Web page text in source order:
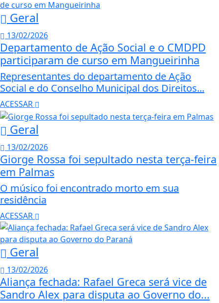
Geral
13/02/2026
Departamento de Ação Social e o CMDPD
participaram de curso em Mangueirinha
Representantes do departamento de Ação
Social e do Conselho Municipal dos Direitos...
ACESSAR
Geral
13/02/2026
Giorge Rossa foi sepultado nesta terça-feira
em Palmas
O músico foi encontrado morto em sua
residência
ACESSAR
Geral
13/02/2026
Aliança fechada: Rafael Greca será vice de
Sandro Alex para disputa ao Governo do...